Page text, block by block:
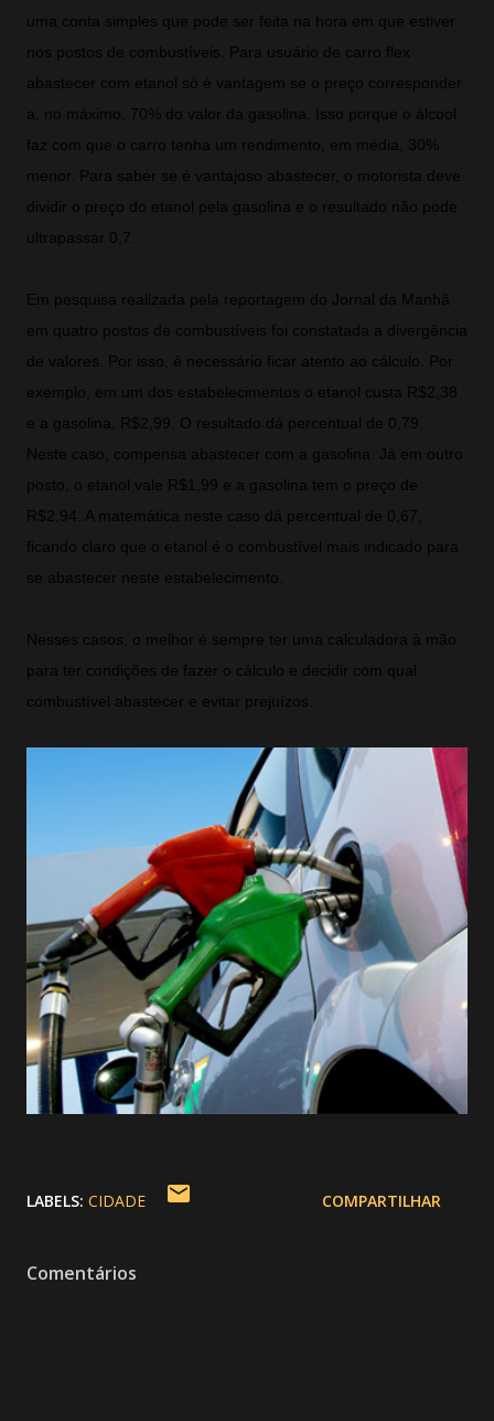
uma conta simples que pode ser feita na hora em que estiver
nos postos de combustíveis. Para usuário de carro flex
abastecer com etanol só é vantagem se o preço corresponder
a, no máximo, 70% do valor da gasolina. Isso porque o álcool
faz com que o carro tenha um rendimento, em média, 30%
menor. Para saber se é vantajoso abastecer, o motorista deve
dividir o preço do etanol pela gasolina e o resultado não pode
ultrapassar 0,7.
Em pesquisa realizada pela reportagem do Jornal da Manhã
em quatro postos de combustíveis foi constatada a divergência
de valores. Por isso, é necessário ficar atento ao cálculo. Por
exemplo, em um dos estabelecimentos o etanol custa R$2,38
e a gasolina, R$2,99. O resultado dá percentual de 0,79.
Neste caso, compensa abastecer com a gasolina. Já em outro
posto, o etanol vale R$1,99 e a gasolina tem o preço de
R$2,94. A matemática neste caso dá percentual de 0,67,
ficando claro que o etanol é o combustível mais indicado para
se abastecer neste estabelecimento.
Nesses casos, o melhor é sempre ter uma calculadora à mão
para ter condições de fazer o cálculo e decidir com qual
combustível abastecer e evitar prejuízos.
LABELS: CIDADE COMPARTILHAR
Comentários